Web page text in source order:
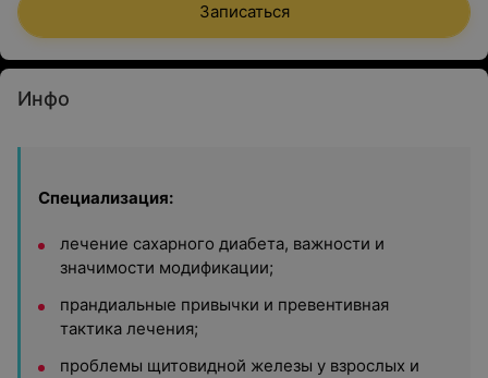
Записаться
Инфо
Специализация:
лечение сахарного диабета, важности и
значимости модификации;
прандиальные привычки и превентивная
тактика лечения;
проблемы щитовидной железы у взрослых и